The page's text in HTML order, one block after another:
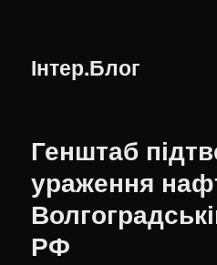
Інтер.Блог
Генштаб
ураження
РФ